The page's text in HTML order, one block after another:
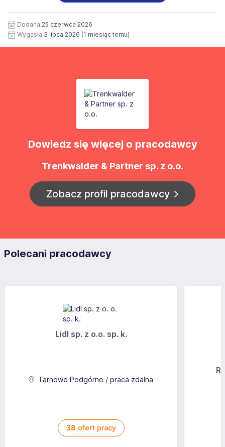
Zgoda jest dobrowolna i może być w każdym czasie
wycofana.
Dodana 25 czerwca 2026
Wygasła 3 lipca 2026 (1 miesiąc temu)
Dowiedz się więcej o pracodawcy
Trenkwalder & Partner sp. z o.o.
Zobacz profil pracodawcy
Polecani pracodawcy
Lidl sp. z o.o. sp. k.
Tarnowo Podgórne / praca zdalna
38 ofert pracy